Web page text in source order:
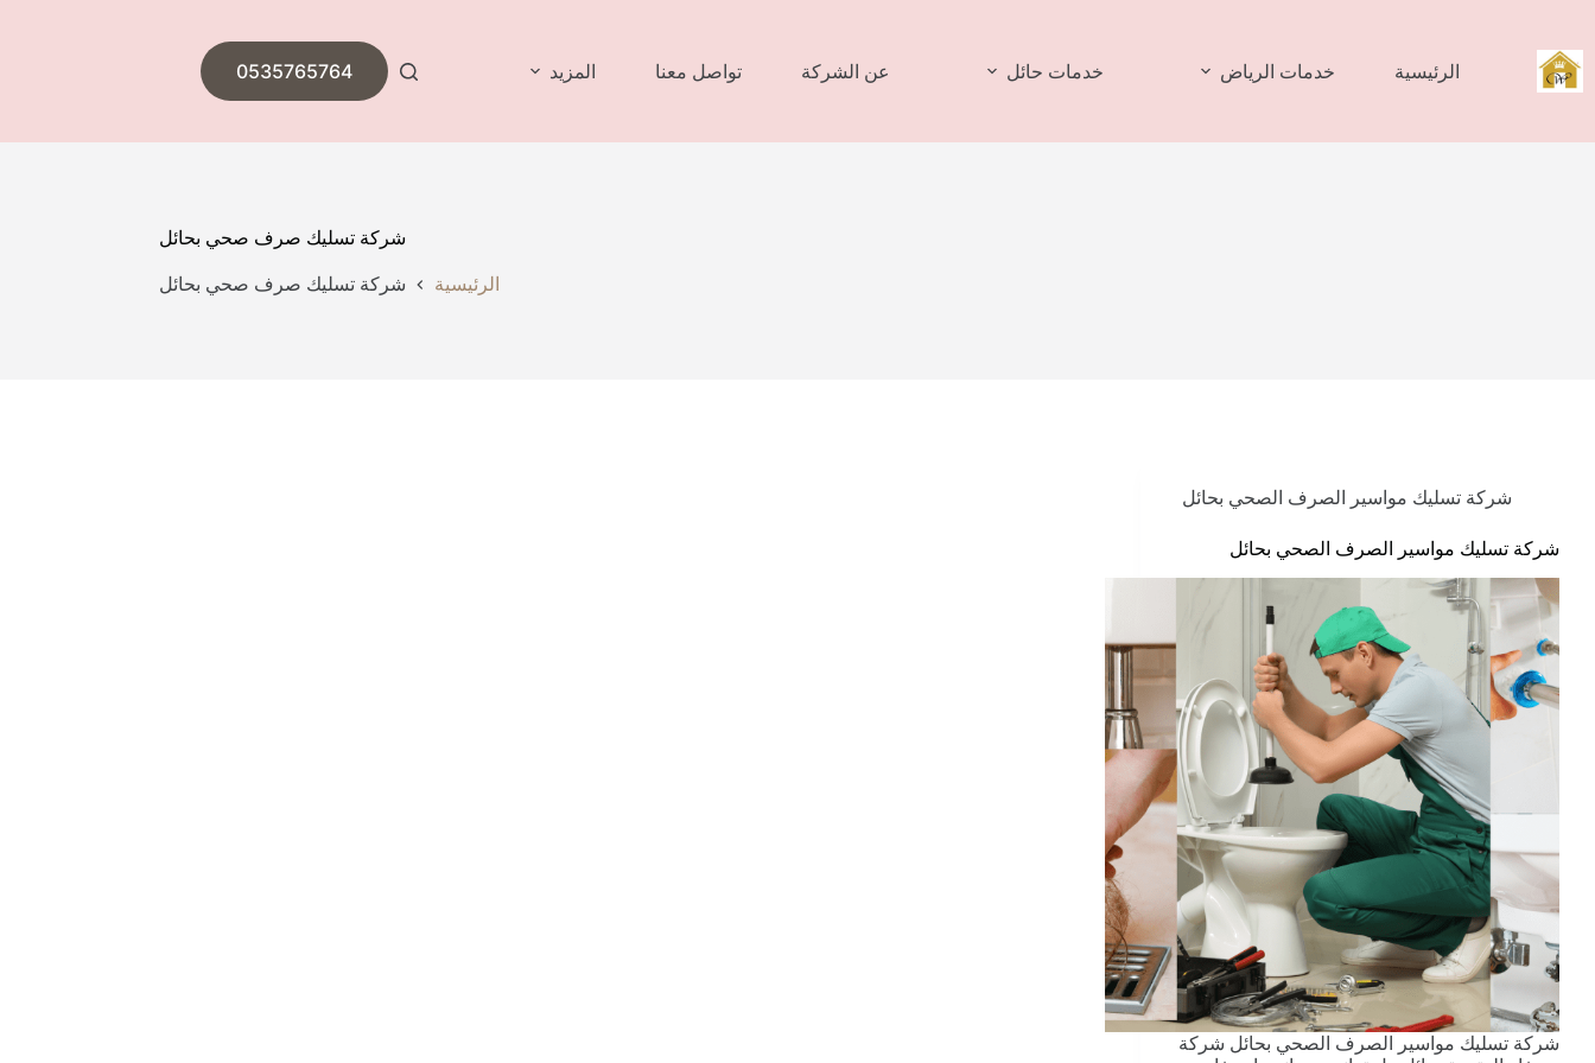
المحتوى
الرئيسية خدمات الرياض خدمات حائل عن الشركة تواصل معنا المزيد 0535765764
شركة تسليك صرف صحي بحائل
الرئيسية شركة تسليك صرف صحي بحائل
شركة تسليك مواسير الصرف الصحي بحائل
شركة تسليك مواسير الصرف الصحي بحائل
شركة تسليك مواسير الصرف الصحي بحائل شركة